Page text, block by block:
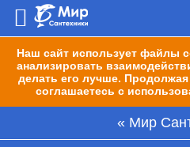
Наш сайт использует файлы
анализировать
делать его лучше.
соглашаетесь с
Мир